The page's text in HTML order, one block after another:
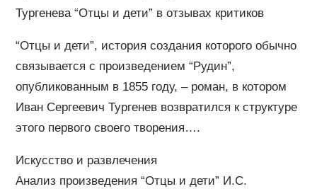
Тургенева “Отцы и дети” в отзывах критиков
“Отцы и дети”, история создания которого обычно
связывается с произведением “Рудин”,
опубликованным в 1855 году, – роман, в котором
Иван Сергеевич Тургенев возвратился к структуре
этого первого своего творения….
Искусство и развлечения
Анализ произведения “Отцы и дети” И.С.